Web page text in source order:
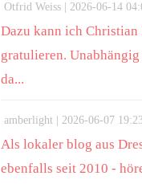
Otfrid Weiss | 2026-06-14
Dazu kann ich Christian
gratulieren. Unabhängig
da...
amberlight | 2026-06-07
Als lokaler blog aus
ebenfalls seit 2010 -